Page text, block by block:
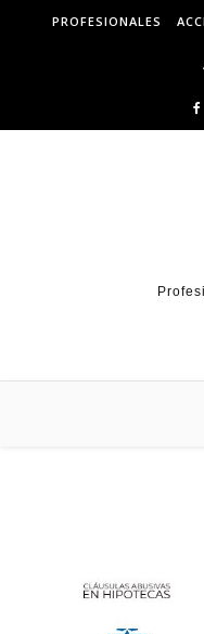
Skip to contentPROFESIONALES